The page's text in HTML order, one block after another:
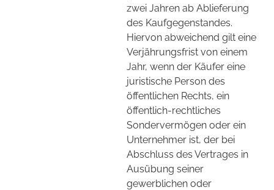
zwei Jahren ab Ablieferung
des Kaufgegenstandes.
Hiervon abweichend gilt eine
Verjährungsfrist von einem
Jahr, wenn der Käufer eine
juristische Person des
öffentlichen Rechts, ein
öffentlich-rechtliches
Sondervermögen oder ein
Unternehmer ist, der bei
Abschluss des Vertrages in
Ausübung seiner
gewerblichen oder